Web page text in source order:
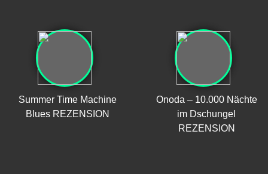
Summer Time Machine
Blues REZENSION
Onoda – 10.000 Nächte
im Dschungel
REZENSION